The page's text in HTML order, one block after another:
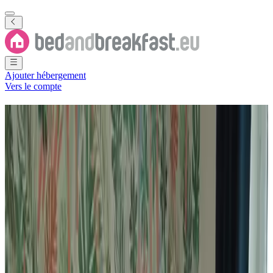
Ajouter hébergement
Vers le compte
Chambres d'hôtes Belligné
96 B&B près de Belligné Ville Département de la Loire-Atlantique
Région Pays de la Loire
Carte
Type de logement
Chambre d'hôtes
Maison de vacances
Appartement